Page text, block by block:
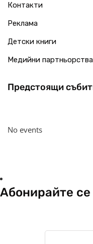
Контакти
Реклама
Детски книги
Медийни партньорства
Предстоящи
No events
Абонирайте